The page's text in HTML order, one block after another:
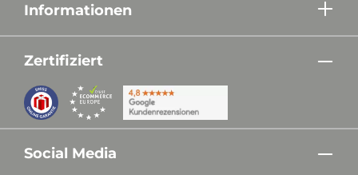
Informationen
Zertifiziert
Social Media